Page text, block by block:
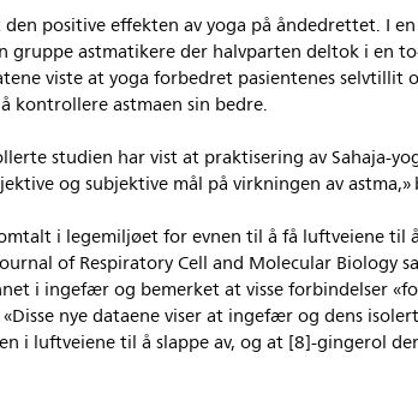
positive effekten av yoga på åndedrettet. I
gruppe astmatikere der halvparten deltok i en
viste at yoga forbedret pasientenes selvtillit
kontrollere astmaen sin bedre.
studien har vist at praktisering av Sahaja-
og subjektive mål på virkningen av
i legemiljøet for evnen til å få luftveiene til
of Respiratory Cell and Molecular Biology
i ingefær og bemerket at visse forbindelser
nye dataene viser at ingefær og dens
i luftveiene til å slappe av, og at [8]-gingerol